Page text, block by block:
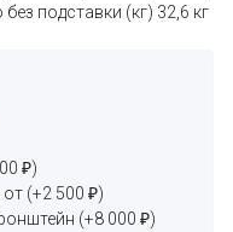
подставки (кг) 32,6 кг
₽)
(+2 500 ₽)
(+8 000 ₽)